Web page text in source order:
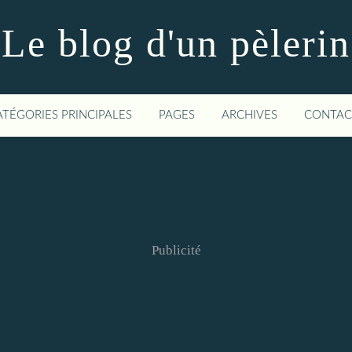
Le blog d'un pèlerin
PRINCIPALES PAGES ARCHIVES
Publicité